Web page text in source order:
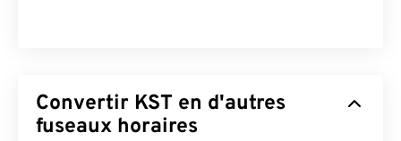
Convertir KST en d'autres
fuseaux horaires